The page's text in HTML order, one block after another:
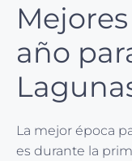
año
La mejor época
es durante la